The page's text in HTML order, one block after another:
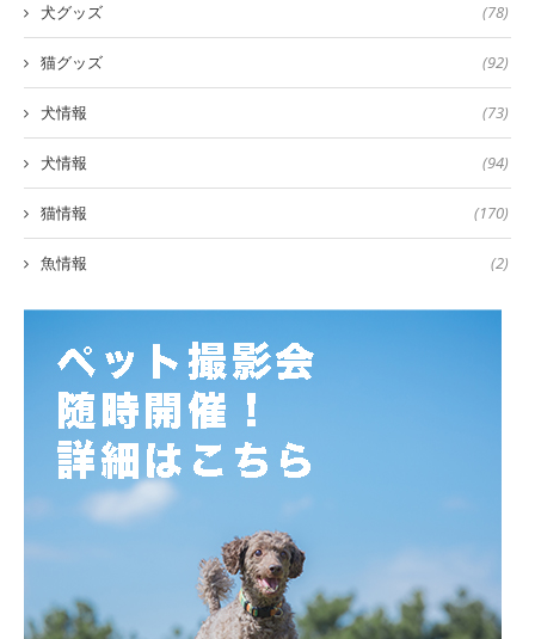
犬グッズ (78)
猫グッズ (92)
犬情報 (73)
犬情報 (94)
猫情報 (170)
魚情報 (2)